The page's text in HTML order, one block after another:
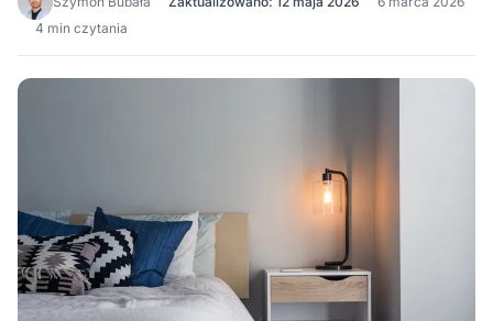
4 min czytania